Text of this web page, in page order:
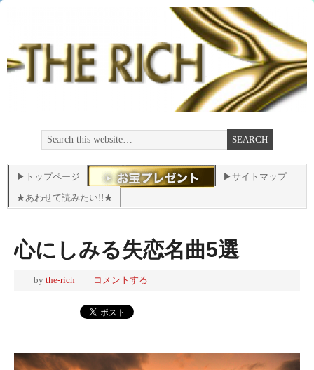
▶トップページ
▶サイトマップ
★あわせて読みたい!!★
心にしみる失恋名曲5選
by the-rich コメントする